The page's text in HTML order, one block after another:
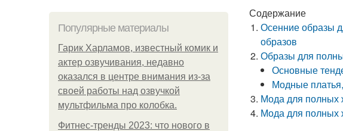
Популярные материалы
Гарик Харламов, известный комик и
актер озвучивания, недавно
оказался в центре внимания из-за
своей работы над озвучкой
мультфильма про колобка.
Фитнес-тренды 2023: что нового в
Содержание
Осенние образы
образов
Образы для
Основные
Модные
Мода для полных
Мода для полных